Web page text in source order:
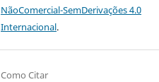
NãoComercial-SemDerivações 4.0
Internacional.
Como Citar